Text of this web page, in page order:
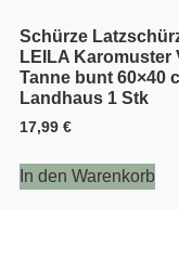
Schürze
LEILA Karomuster
Tanne bunt 60×40
Landhaus 1 Stk
17,99 €
In den Warenkorb